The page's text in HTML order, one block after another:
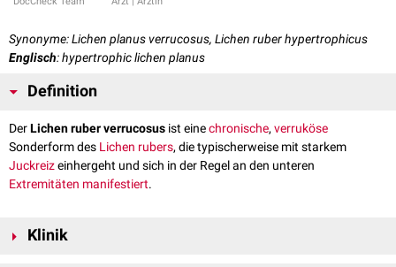
Synonyme: Lichen planus verrucosus, Lichen ruber hypertrophicus
Englisch: hypertrophic lichen planus
Definition
DerLichen ruber verrucosus ist einechronische, verruköse
Sonderform des Lichen rubers, die typischerweise mit starkem
Juckreizeinhergeht und sich in der Regel an den unteren
Extremitäten manifestiert.
Klinik